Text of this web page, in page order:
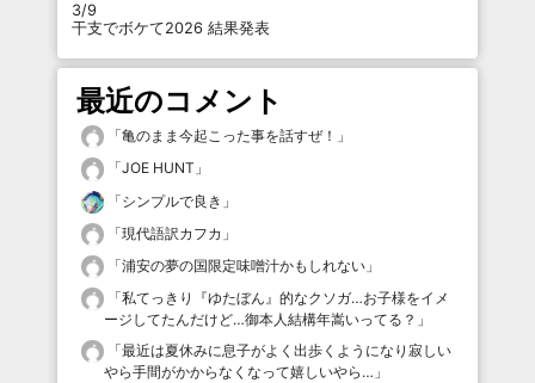
3/9
干支でボケて2026 結果発表
最近のコメント
「亀のまま今起こった事を話すぜ！ 」
「JOE HUNT 」
「シンプルで良き 」
「現代語訳カフカ 」
「浦安の夢の国限定味噌汁かもしれない 」
「私てっきり『ゆたぼん』的なクソガ…お子様をイメ
ージしてたんだけど…御本人結構年嵩いってる？ 」
「最近は夏休みに息子がよく出歩くようになり寂しい
やら手間がかからなくなって嬉しいやら… 」